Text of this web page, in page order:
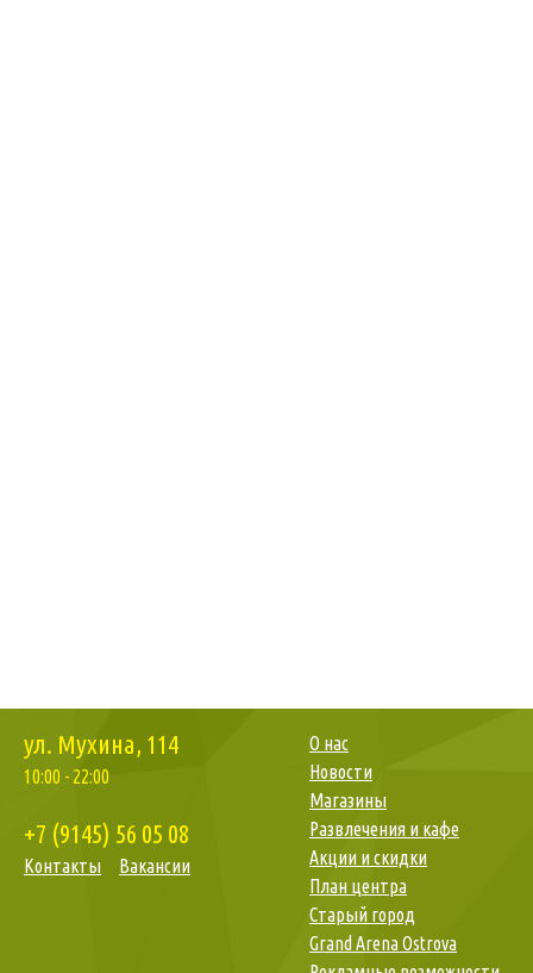
ул. Мухина, 114
10:00 - 22:00
+7 (9145) 56 05 08
Контакты Вакансии
О нас
Новости
Магазины
Развлечения и кафе
Акции и скидки
План центра
Старый город
Grand Arena Ostrova